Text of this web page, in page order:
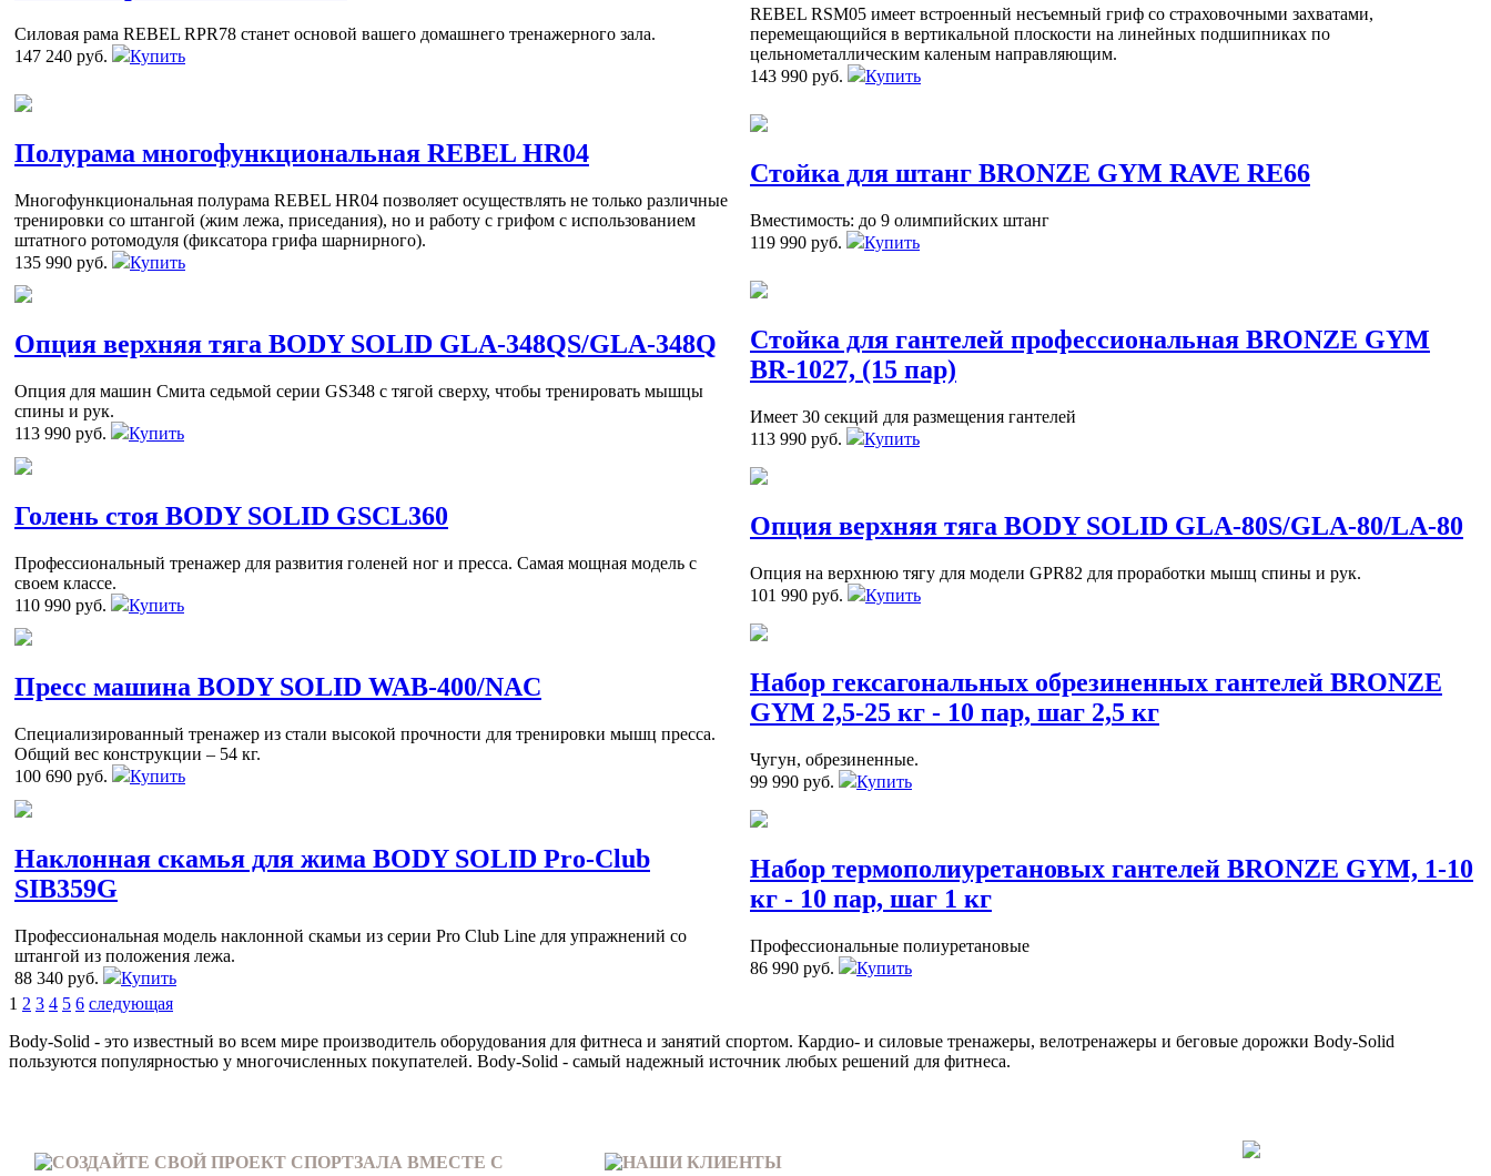
Силовая рама REBEL RPR78 станет основой вашего домашнего тренажерного зала.
147 240 руб.
Купить
REBEL RSM05 имеет встроенный несъемный гриф со страховочными захватами,
перемещающийся в вертикальной плоскости на линейных подшипниках по
цельнометаллическим каленым направляющим.
143 990 руб.
Купить
Полурама многофункциональная REBEL HR04
Многофункциональная полурама REBEL HR04 позволяет осуществлять не только различные
тренировки со штангой (жим лежа, приседания), но и работу с грифом с использованием
штатного ротомодуля (фиксатора грифа шарнирного).
135 990 руб.
Купить
Стойка для штанг BRONZE GYM RAVE RE66
Вместимость: до 9 олимпийских штанг
119 990 руб.
Купить
Опция верхняя тяга BODY SOLID GLA-348QS/GLA-348Q
Опция для машин Смита седьмой серии GS348 с тягой сверху, чтобы тренировать мышцы
спины и рук.
113 990 руб.
Купить
Стойка для гантелей профессиональная BRONZE GYM
BR-1027, (15 пар)
Имеет 30 секций для размещения гантелей
113 990 руб.
Купить
Голень стоя BODY SOLID GSCL360
Профессиональный тренажер для развития голеней ног и пресса. Самая мощная модель с
своем классе.
110 990 руб.
Купить
Опция верхняя тяга BODY SOLID GLA-80S/GLA-80/LA-80
Опция на верхнюю тягу для модели GPR82 для проработки мышц спины и рук.
101 990 руб.
Купить
Пресс машина BODY SOLID WAB-400/NAC
Специализированный тренажер из стали высокой прочности для тренировки мышц пресса.
Общий вес конструкции – 54 кг.
100 690 руб.
Купить
Набор гексагональных обрезиненных гантелей BRONZE
GYM 2,5-25 кг - 10 пар, шаг 2,5 кг
Чугун, обрезиненные.
99 990 руб.
Купить
Наклонная скамья для жима BODY SOLID Pro-Club
SIB359G
Профессиональная модель наклонной скамьи из серии Pro Club Line для упражнений со
штангой из положения лежа.
88 340 руб.
Купить
Набор термополиуретановых гантелей BRONZE GYM, 1-10
кг - 10 пар, шаг 1 кг
Профессиональные полиуретановые
86 990 руб.
Купить
1 2 3 4 5 6 следующая
Body-Solid - это известный во всем мире производитель оборудования для фитнеса и занятий спортом. Кардио- и силовые тренажеры, велотренажеры и беговые дорожки Body-Solid
пользуются популярностью у многочисленных покупателей. Body-Solid - самый надежный источник любых решений для фитнеса.
СОЗДАЙТЕ СВОЙ ПРОЕКТ СПОРТЗАЛА ВМЕСТЕ С
НАШИ КЛИЕНТЫ